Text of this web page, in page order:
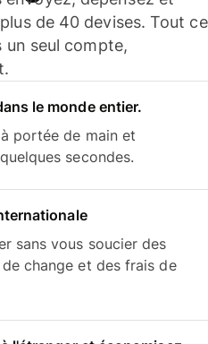
de 40 devises. Tout ce
un seul compte,
le monde entier.
portée de main et
secondes.
sans vous soucier des
change et des frais de